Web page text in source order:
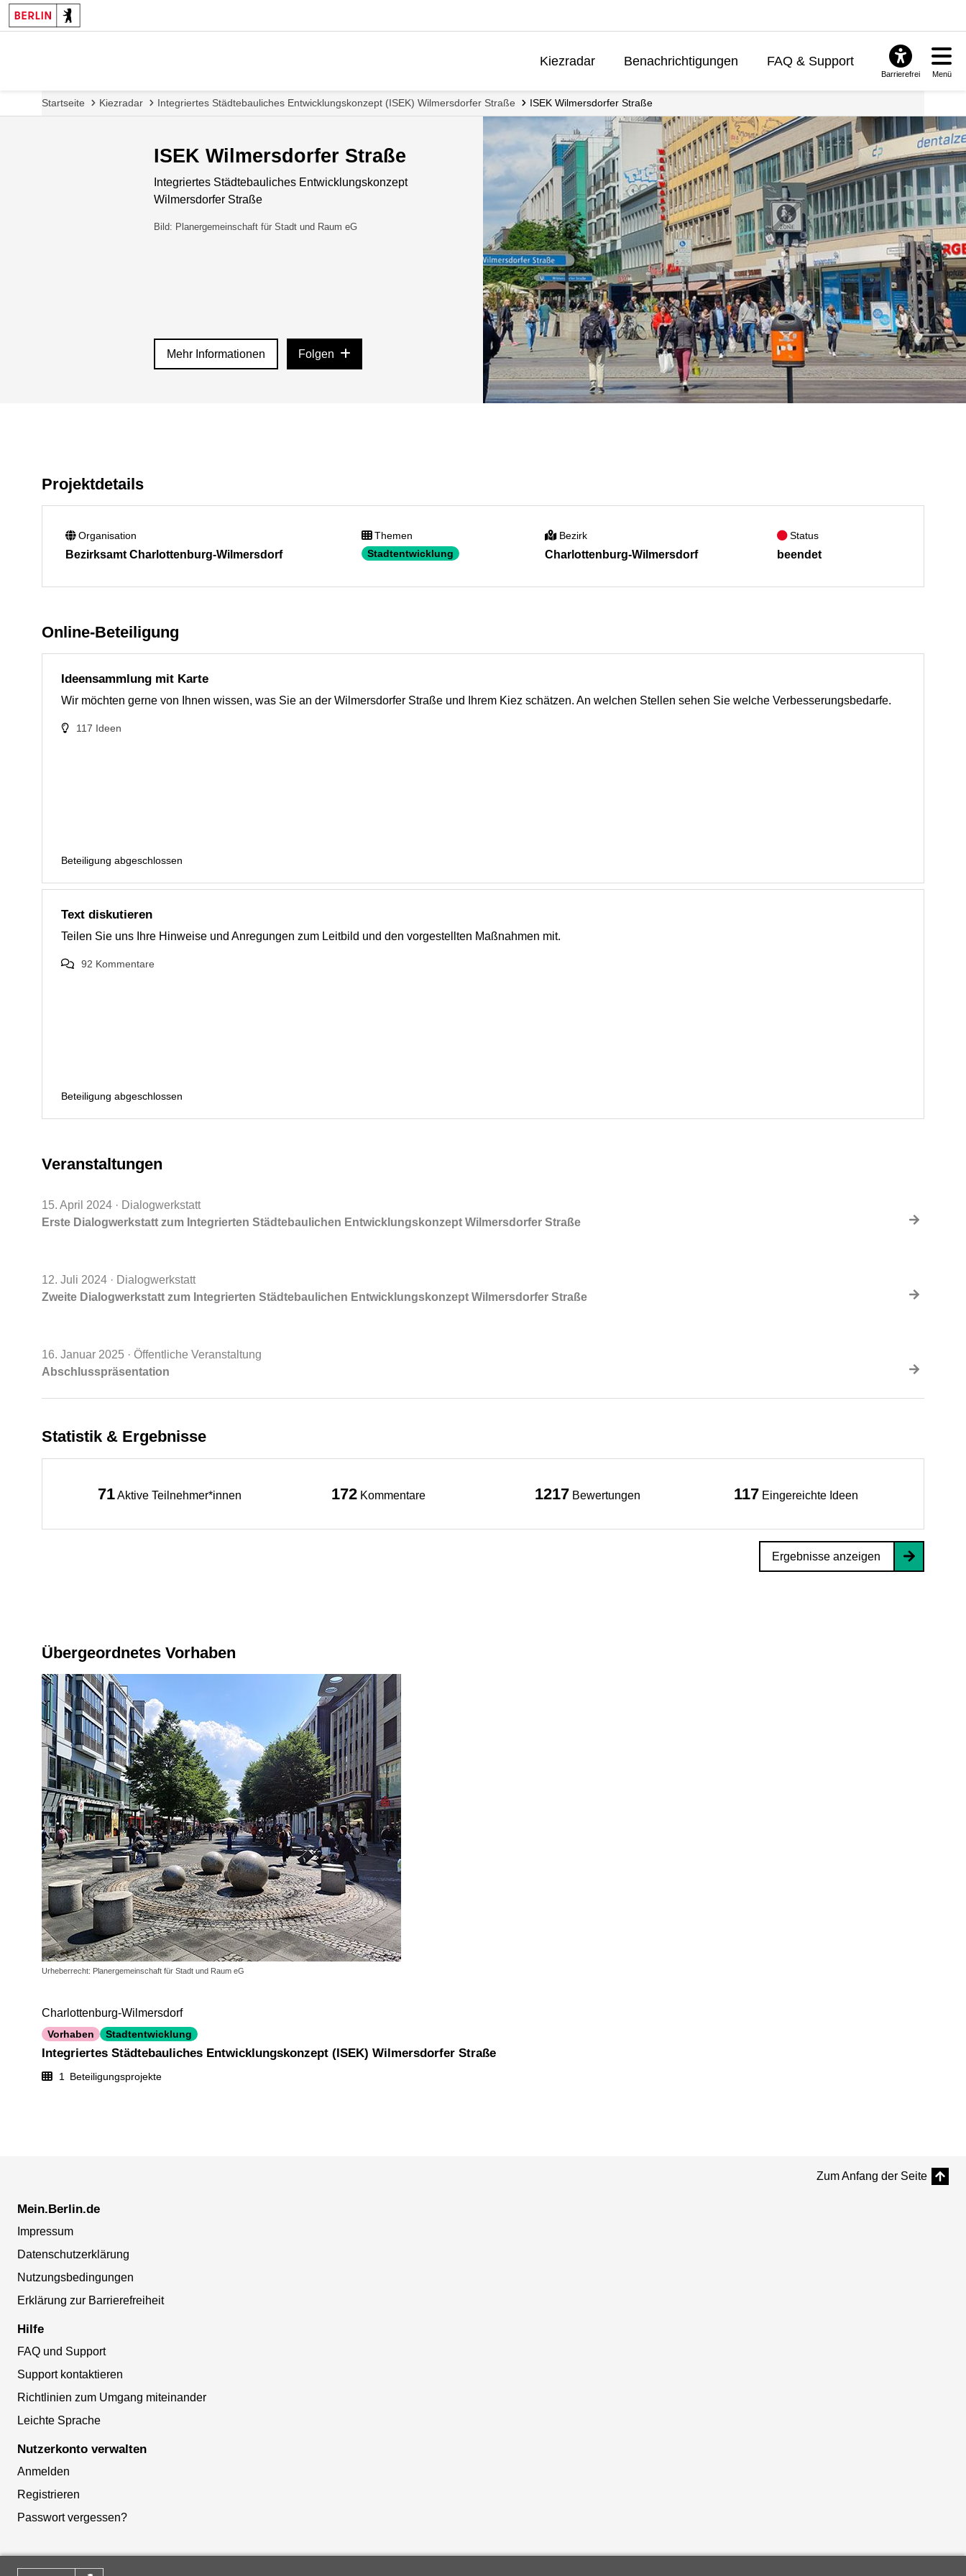
Kiezradar Benachrichtigungen FAQ & Support
Barrierefrei Menü
Startseite Kiezradar Integriertes Städtebauliches Entwicklungskonzept (ISEK) Wilmersdorfer Straße ISEK Wilmersdorfer Straße
ISEK Wilmersdorfer Straße
Integriertes Städtebauliches Entwicklungskonzept
Wilmersdorfer Straße
Bild: Planergemeinschaft für Stadt und Raum eG
Mehr Informationen Folgen
Projektdetails
Organisation
Bezirksamt Charlottenburg-Wilmersdorf
Themen
Stadtentwicklung
Bezirk
Charlottenburg-Wilmersdorf
Status
beendet
Online-Beteiligung
Ideensammlung mit Karte
Wir möchten gerne von Ihnen wissen, was Sie an der Wilmersdorfer Straße und Ihrem Kiez schätzen. An welchen Stellen sehen Sie welche Verbesserungsbedarfe.
117 Ideen
Beteiligung abgeschlossen
Text diskutieren
Teilen Sie uns Ihre Hinweise und Anregungen zum Leitbild und den vorgestellten Maßnahmen mit.
92 Kommentare
Beteiligung abgeschlossen
Veranstaltungen
15. April 2024· Dialogwerkstatt
Erste Dialogwerkstatt zum Integrierten Städtebaulichen Entwicklungskonzept Wilmersdorfer Straße
12. Juli 2024· Dialogwerkstatt
Zweite Dialogwerkstatt zum Integrierten Städtebaulichen Entwicklungskonzept Wilmersdorfer Straße
16. Januar 2025 · Öffentliche Veranstaltung
Abschlusspräsentation
Statistik & Ergebnisse
71Aktive Teilnehmer*innen 172 Kommentare 1217 Bewertungen 117 Eingereichte Ideen
Ergebnisse anzeigen
Übergeordnetes Vorhaben
Urheberrecht: Planergemeinschaft für Stadt und Raum eG
Charlottenburg-Wilmersdorf
Vorhaben Stadtentwicklung
Integriertes Städtebauliches Entwicklungskonzept (ISEK) Wilmersdorfer Straße
1 Beteiligungsprojekte
Zum Anfang der Seite
Mein.Berlin.de
Impressum
Datenschutzerklärung
Nutzungsbedingungen
Erklärung zur Barrierefreiheit
Hilfe
FAQ und Support
Support kontaktieren
Richtlinien zum Umgang miteinander
Leichte Sprache
Nutzerkonto verwalten
Anmelden
Registrieren
Passwort vergessen?